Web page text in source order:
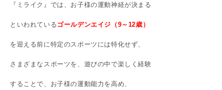
『ミライク』では、お子様の運動神経が決まる
といわれているゴールデンエイジ（9～12歳）
を迎える前に特定のスポーツには特化せず、
さまざまなスポーツを、遊びの中で楽しく経験
することで、お子様の運動能力を高め、